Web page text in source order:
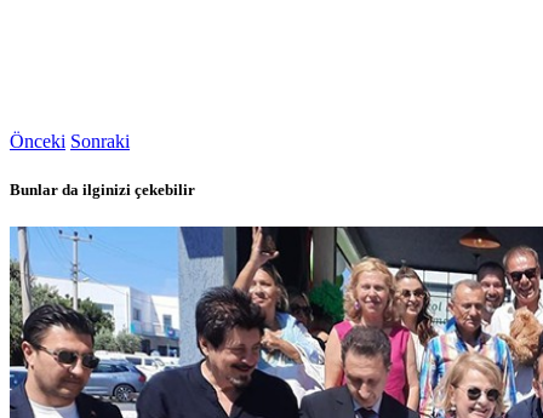
Önceki Sonraki
Bunlar da ilginizi çekebilir